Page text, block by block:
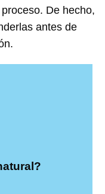
De hecho,
antes de
con tu rostro, tu
color, tamaño,
blancos,